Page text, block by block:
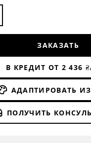
ЗАКАЗАТЬ
В КРЕДИТ ОТ 2 436
АДАПТИРОВАТЬ
ПОЛУЧИТЬ